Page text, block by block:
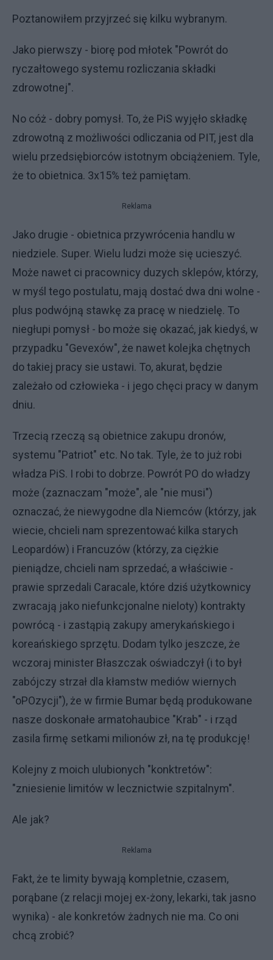
Poztanowiłem przyjrzeć się kilku wybranym.
Jako pierwszy - biorę pod młotek "Powrót do
ryczałtowego systemu rozliczania składki
zdrowotnej".
No cóż - dobry pomysł. To, że PiS wyjęło składkę
zdrowotną z możliwości odliczania od PIT, jest dla
wielu przedsiębiorców istotnym obciążeniem. Tyle,
że to obietnica. 3x15% też pamiętam.
Reklama
Jako drugie - obietnica przywrócenia handlu w
niedziele. Super. Wielu ludzi może się ucieszyć.
Może nawet ci pracownicy duzych sklepów, którzy,
w myśl tego postulatu, mają dostać dwa dni wolne -
plus podwójną stawkę za pracę w niedzielę. To
niegłupi pomysł - bo może się okazać, jak kiedyś, w
przypadku "Gevexów", że nawet kolejka chętnych
do takiej pracy sie ustawi. To, akurat, będzie
zależało od człowieka - i jego chęci pracy w danym
dniu.
Trzecią rzeczą są obietnice zakupu dronów,
systemu "Patriot" etc. No tak. Tyle, że to już robi
władza PiS. I robi to dobrze. Powrót PO do władzy
może (zaznaczam "może", ale "nie musi")
oznaczać, że niewygodne dla Niemców (którzy, jak
wiecie, chcieli nam sprezentować kilka starych
Leopardów) i Francuzów (którzy, za ciężkie
pieniądze, chcieli nam sprzedać, a właściwie -
prawie sprzedali Caracale, które dziś użytkownicy
zwracają jako niefunkcjonalne nieloty) kontrakty
powrócą - i zastąpią zakupy amerykańskiego i
koreańskiego sprzętu. Dodam tylko jeszcze, że
wczoraj minister Błaszczak oświadczył (i to był
zabójczy strzał dla kłamstw mediów wiernych
"oPOzycji"), że w firmie Bumar będą produkowane
nasze doskonałe armatohaubice "Krab" - i rząd
zasila firmę setkami milionów zł, na tę produkcję!
Kolejny z moich ulubionych "konktretów":
"zniesienie limitów w lecznictwie szpitalnym".
Ale jak?
Reklama
Fakt, że te limity bywają kompletnie, czasem,
porąbane (z relacji mojej ex-żony, lekarki, tak jasno
wynika) - ale konkretów żadnych nie ma. Co oni
chcą zrobić?